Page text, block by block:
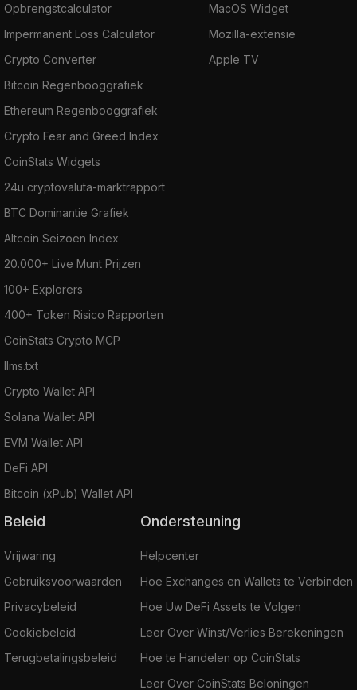
Opbrengstcalculator
Impermanent Loss Calculator
Crypto Converter
Bitcoin Regenbooggrafiek
Ethereum Regenbooggrafiek
Crypto Fear and Greed Index
CoinStats Widgets
24u cryptovaluta-marktrapport
BTC Dominantie Grafiek
Altcoin Seizoen Index
20.000+ Live Munt Prijzen
100+ Explorers
400+ Token Risico Rapporten
CoinStats Crypto MCP
llms.txt
Crypto Wallet API
Solana Wallet API
EVM Wallet API
DeFi API
Bitcoin (xPub) Wallet API
MacOS Widget
Mozilla-extensie
Apple TV
Beleid
Vrijwaring
Gebruiksvoorwaarden
Privacybeleid
Cookiebeleid
Terugbetalingsbeleid
Ondersteuning
Helpcenter
Hoe Exchanges en Wallets te Verbinden
Hoe Uw DeFi Assets te Volgen
Leer Over Winst/Verlies Berekeningen
Hoe te Handelen op CoinStats
Leer Over CoinStats Beloningen